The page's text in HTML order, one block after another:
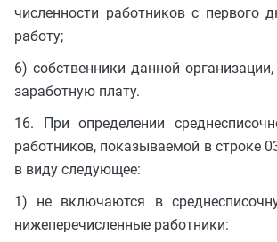
численности работников с первого
работу;
6) собственники данной
заработную плату.
16. При определении
работников, показываемой в строке
в виду следующее:
1) не включаются в
нижеперечисленные работники: